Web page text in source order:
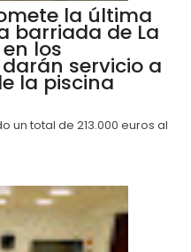
la última
barriada de La
los
servicio a
la piscina
un total de 213.000 euros al